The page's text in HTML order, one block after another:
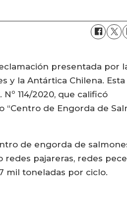
presentada por
y la Antártica Chilena.
114/2020, que calificó
de Engorda de
de engorda de
redes pajareras, redes
mil toneladas por ciclo.